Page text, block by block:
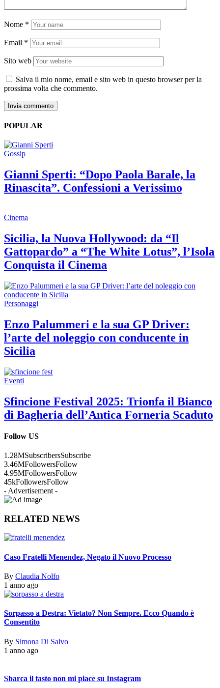
Nome *
Email *
Sito web
Salva il mio nome, email e sito web in questo browser per la
prossima volta che commento.
POPULAR
Gossip
Gianni Sperti: “Dopo Paola Barale, la
Rinascita”. Confessioni a Verissimo
Cinema
Sicilia, la Nuova Hollywood: da “Il
Gattopardo” a “The White Lotus”, l’Isola
Conquista il Cinema
Personaggi
Enzo Palummeri e la sua GP Driver:
l’arte del noleggio con conducente in
Sicilia
Eventi
Sfincione Festival 2025: Trionfa il Bianco
di Bagheria dell’Antica Forneria Scaduto
Follow US
1.28MSubscribersSubscribe
3.46MFollowersFollow
4.95MFollowersFollow
45kFollowersFollow
- Advertisement -
RELATED NEWS
Caso Fratelli Menendez, Negato il Nuovo Processo
By Claudia Nolfo
1 anno ago
Sorpasso a Destra: Vietato? Non Sempre. Ecco Quando è
Consentito
By Simona Di Salvo
1 anno ago
Sbarca il tasto non mi piace su Instagram